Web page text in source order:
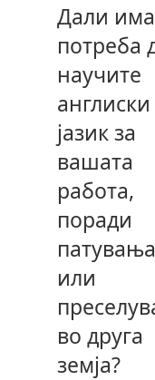
Дали
потреба
научите
англиски
јазик за
вашата
работа,
поради
патувања
или
во друга
земја?